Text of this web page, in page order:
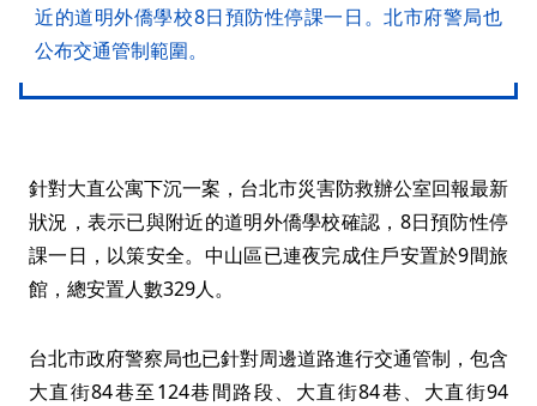
近的道明外僑學校8日預防性停課一日。北市府警局也
公布交通管制範圍。
針對大直公寓下沉一案，台北市災害防救辦公室回報最新
狀況，表示已與附近的道明外僑學校確認，8日預防性停
課一日，以策安全。中山區已連夜完成住戶安置於9間旅
館，總安置人數329人。
台北市政府警察局也已針對周邊道路進行交通管制，包含
大直街84巷至124巷間路段、大直街84巷、大直街94